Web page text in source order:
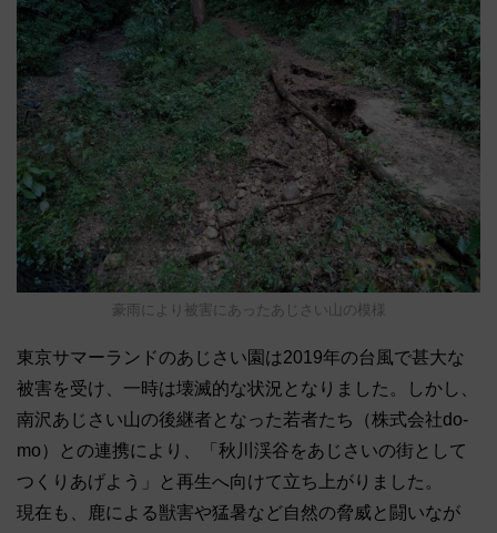
豪雨により被害にあったあじさい山の模様
東京サマーランドのあじさい園は2019年の台風で甚大な
被害を受け、一時は壊滅的な状況となりました。しかし、
南沢あじさい山の後継者となった若者たち（株式会社do-
mo）との連携により、「秋川渓谷をあじさいの街として
つくりあげよう」と再生へ向けて立ち上がりました。
現在も、鹿による獣害や猛暑など自然の脅威と闘いなが